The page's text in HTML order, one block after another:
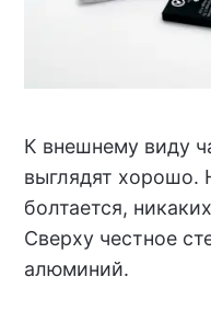
К внешнему виду
выглядят хорошо.
болтается,
Сверху честное
алюминий.